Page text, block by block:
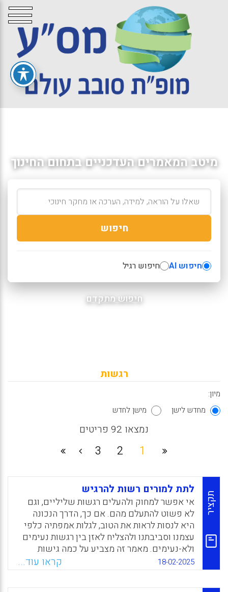
מיטב המאמרים העדכניים בתחום החינוך
חיפוש
חיפוש AI חיפוש רגיל
חיפוש מתקדם
רגשות
מיון:
מחדש לישן
מישן לחדש
נמצאו 92 פריטים
1
2
3
תקציר
לתת למורים רשות להרגיש
אי אפשר למחוק ולהעלים רגשות שליליים, וגם
לא פשוט להתעלם מהם. אם כך, הדרך הנכונה
היא לנסות לראות את הטוב, לגלות אמפתיה כלפי
עצמנו וסביבתנו ולהצליח לאזן בין רגשות נעימים
ולא-נעימים. מאמר זה מצביע על כמה גישות
פסיביות ואקטיביות שבכוחן לסייע למורים לפתח
מיומנויות של ויסות רגשי ואינטליגנציה רגשית,
מתוך שאיפה לייצר אקלים בית ספרי חיובי.
18-02-2025 קראו עוד...